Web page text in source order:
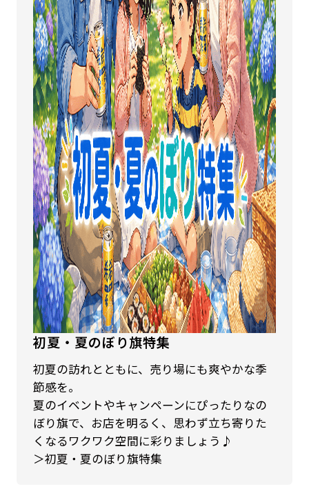
初夏・夏のぼり旗特集
初夏の訪れとともに、売り場にも爽やかな季
節感を。
夏のイベントやキャンペーンにぴったりなの
ぼり旗で、お店を明るく、思わず立ち寄りた
くなるワクワク空間に彩りましょう♪
＞初夏・夏のぼり旗特集